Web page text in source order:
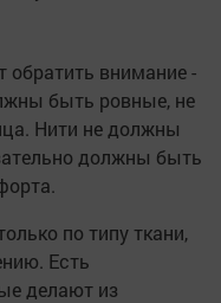
обратить внимание -
быть ровные, не
Нити не должны
должны быть
по типу ткани,
Есть
делают из